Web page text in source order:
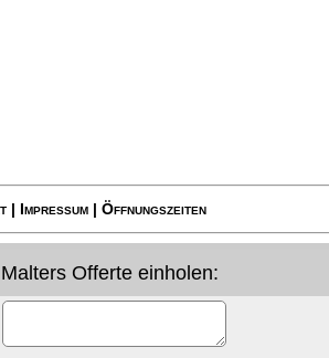
| Impressum | Öffnungszeiten
Offerte einholen: